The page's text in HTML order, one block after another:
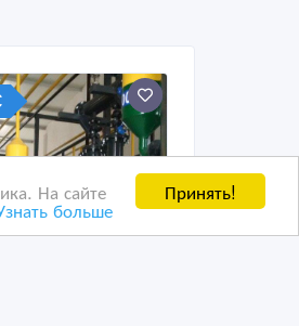
Принять!
На сайте
больше